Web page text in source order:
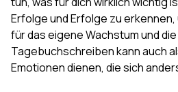
Erfolge und Erfolge zu
für das eigene Wachstum und
Tagebuchschreiben kann auch
Emotionen dienen, die sich